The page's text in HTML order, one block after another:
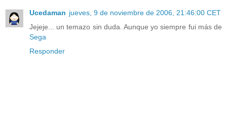
Ucedaman jueves, 9 de noviembre de 2006, 21:46:00 CET
Jejeje... un temazo sin duda. Aunque yo siempre fui más de
Sega
Responder